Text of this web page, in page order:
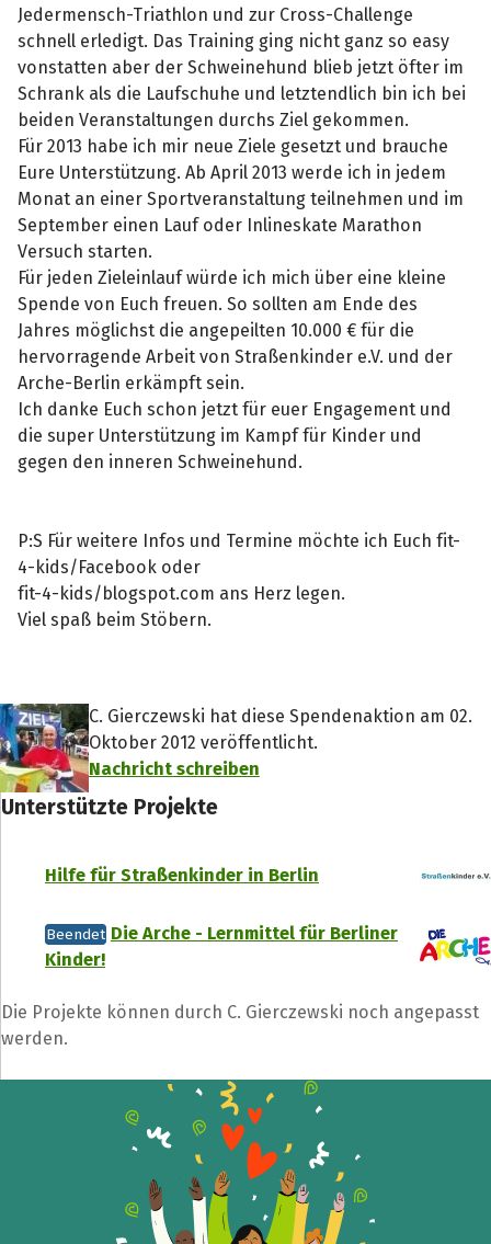
Jedermensch-Triathlon und zur Cross-Challenge
schnell erledigt. Das Training ging nicht ganz so easy
vonstatten aber der Schweinehund blieb jetzt öfter im
Schrank als die Laufschuhe und letztendlich bin ich bei
beiden Veranstaltungen durchs Ziel gekommen.
Für 2013 habe ich mir neue Ziele gesetzt und brauche
Eure Unterstützung. Ab April 2013 werde ich in jedem
Monat an einer Sportveranstaltung teilnehmen und im
September einen Lauf oder Inlineskate Marathon
Versuch starten.
Für jeden Zieleinlauf würde ich mich über eine kleine
Spende von Euch freuen. So sollten am Ende des
Jahres möglichst die angepeilten 10.000 € für die
hervorragende Arbeit von Straßenkinder e.V. und der
Arche-Berlin erkämpft sein.
Ich danke Euch schon jetzt für euer Engagement und
die super Unterstützung im Kampf für Kinder und
gegen den inneren Schweinehund.
P:S Für weitere Infos und Termine möchte ich Euch fit-
4-kids/Facebook oder
fit-4-kids/blogspot.com ans Herz legen.
Viel spaß beim Stöbern.
C. Gierczewski hat diese Spendenaktion am 02.
Oktober 2012 veröffentlicht.
Nachricht schreiben
Unterstützte Projekte
Hilfe für Straßenkinder in Berlin
Beendet Die Arche - Lernmittel für Berliner
Kinder!
Die Projekte können durch C. Gierczewski noch angepasst
werden.